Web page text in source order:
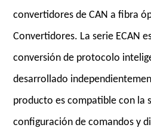
convertidores de CAN a fibra
Convertidores. La serie ECAN
conversión de protocolo
desarrollado
producto es compatible con la
configuración de comandos y